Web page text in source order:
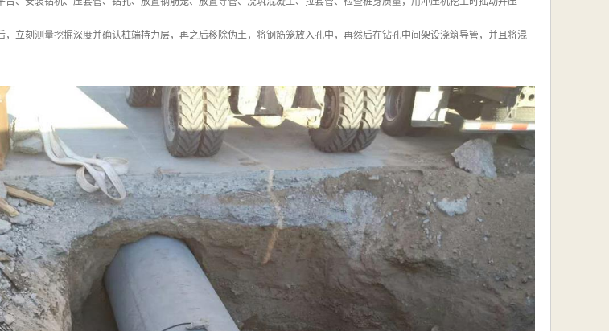
立刻测量挖掘深度并确认桩端持力层，再之后移除伪土，将钢筋笼放入孔中，再然后在钻孔中间架设浇筑导管，并且将混